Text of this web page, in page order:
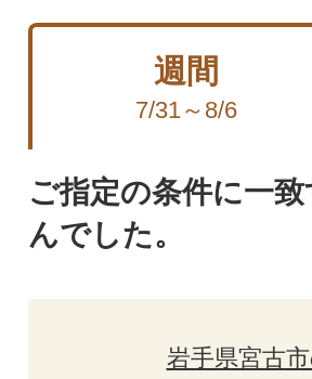
週間
7/31～8/6
ご指定の条件に一
んでした。
岩手県宮古